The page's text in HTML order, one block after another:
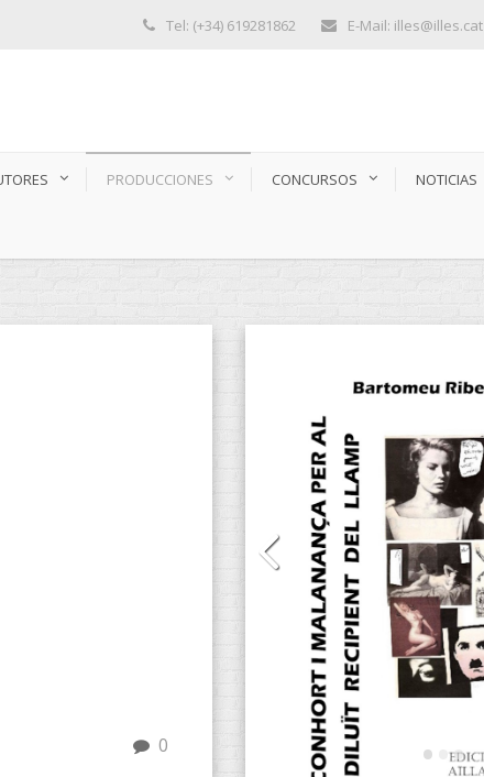
Tel: (+34) 619281862 E-Mail: illes@illes.cat
PRODUCCIONES CONCURSOS NOTICIAS
0